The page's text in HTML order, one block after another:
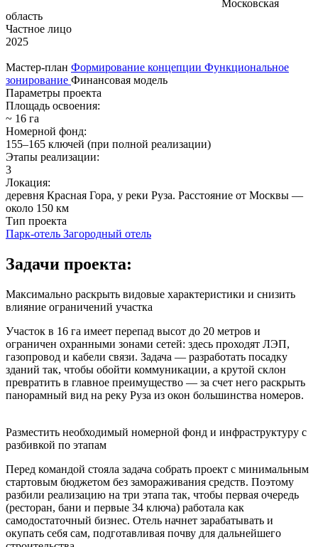
Московская
область
Частное лицо
2025
Мастер‑план Формирование концепции Функциональное
зонирование Финансовая модель
Параметры проекта
Площадь освоения:
~ 16 га
Номерной фонд:
155–165 ключей (при полной реализации)
Этапы реализации:
3
Локация:
деревня Красная Гора, у реки Руза. Расстояние от Москвы —
около 150 км
Тип проекта
Парк-отель Загородный отель
Задачи проекта:
Максимально раскрыть видовые характеристики и снизить
влияние ограничений участка
Участок в 16 га имеет перепад высот до 20 метров и
ограничен охранными зонами сетей: здесь проходят ЛЭП,
газопровод и кабели связи. Задача — разработать посадку
зданий так, чтобы обойти коммуникации, а крутой склон
превратить в главное преимущество — за счет него раскрыть
панорамный вид на реку Руза из окон большинства номеров.
Разместить необходимый номерной фонд и инфраструктуру с
разбивкой по этапам
Перед командой стояла задача собрать проект с минимальным
стартовым бюджетом без замораживания средств. Поэтому
разбили реализацию на три этапа так, чтобы первая очередь
(ресторан, бани и первые 34 ключа) работала как
самодостаточный бизнес. Отель начнет зарабатывать и
окупать себя сам, подготавливая почву для дальнейшего